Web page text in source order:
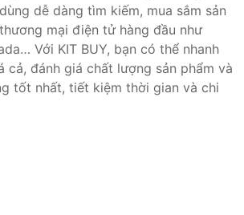
dễ dàng tìm kiếm, mua sắm sản
mại điện tử hàng đầu như
Với KIT BUY, bạn có thể nhanh
cả, đánh giá chất lượng sản phẩm và
tốt nhất, tiết kiệm thời gian và chi